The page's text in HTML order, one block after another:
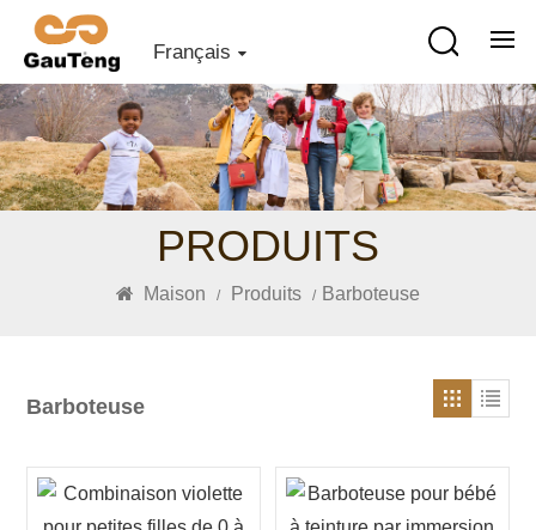
Français
PRODUITS
Maison / Produits / Barboteuse
Barboteuse